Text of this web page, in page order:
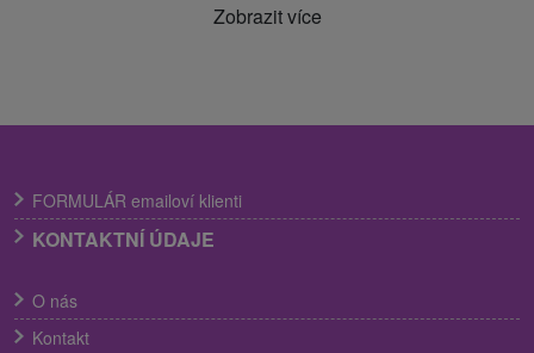
Zobrazit více
FORMULÁR emailoví klienti
KONTAKTNÍ ÚDAJE
O nás
Kontakt